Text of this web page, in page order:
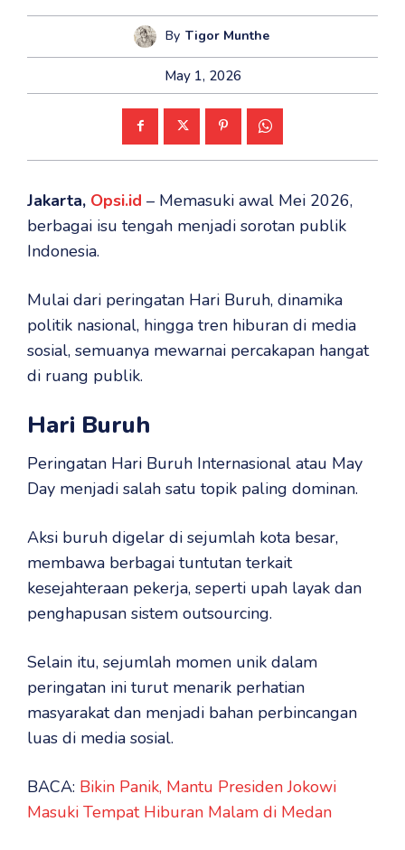
By Tigor Munthe
May 1, 2026
Jakarta, Opsi.id – Memasuki awal Mei 2026,
berbagai isu tengah menjadi sorotan publik
Indonesia.
Mulai dari peringatan Hari Buruh, dinamika
politik nasional, hingga tren hiburan di media
sosial, semuanya mewarnai percakapan hangat
di ruang publik.
Hari Buruh
Peringatan Hari Buruh Internasional atau May
Day menjadi salah satu topik paling dominan.
Aksi buruh digelar di sejumlah kota besar,
membawa berbagai tuntutan terkait
kesejahteraan pekerja, seperti upah layak dan
penghapusan sistem outsourcing.
Selain itu, sejumlah momen unik dalam
peringatan ini turut menarik perhatian
masyarakat dan menjadi bahan perbincangan
luas di media sosial.
BACA: Bikin Panik, Mantu Presiden Jokowi
Masuki Tempat Hiburan Malam di Medan